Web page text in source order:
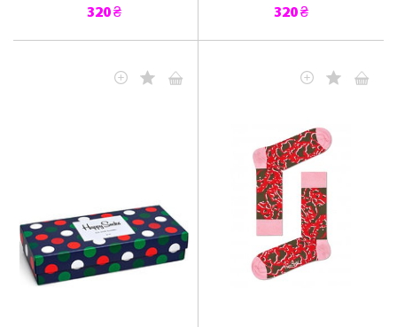
320 ₴
320 ₴